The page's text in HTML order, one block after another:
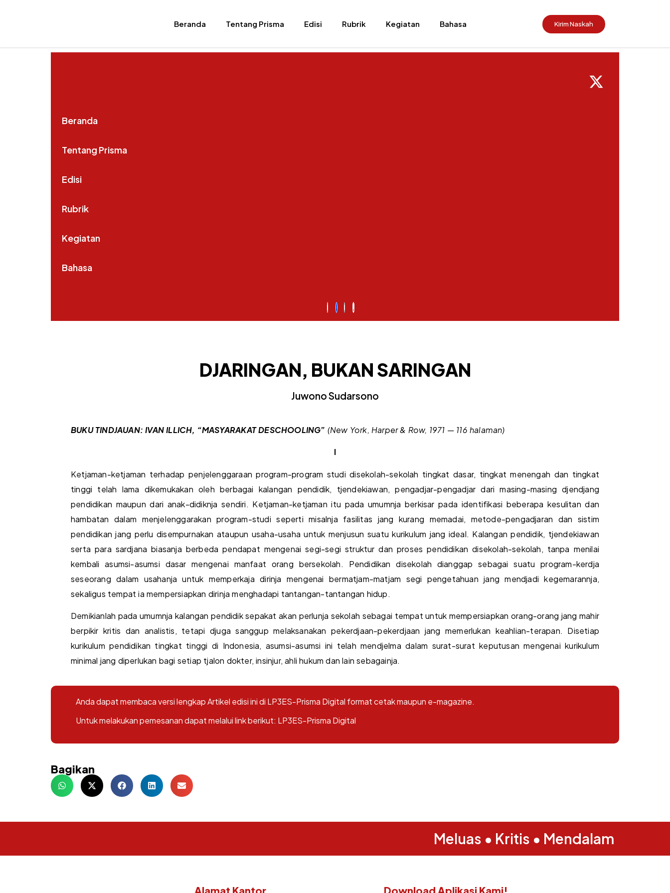
Beranda Tentang Prisma Edisi Rubrik Kegiatan Bahasa Kirim Naskah
Beranda
Tentang Prisma
Edisi
Rubrik
Kegiatan
Bahasa
DJARINGAN, BUKAN SARINGAN
Juwono Sudarsono
BUKU TINDJAUAN: IVAN ILLICH, “MASYARAKAT DESCHOOLING” (New York, Harper & Row, 1971 — 116 halaman)
I
Ketjaman-ketjaman terhadap penjelenggaraan program-program studi disekolah-sekolah tingkat dasar, tingkat menengah dan tingkat
tinggi telah lama dikemukakan oleh berbagai kalangan pendidik, tjendekiawan, pengadjar-pengadjar dari masing-masing djendjang
pendidikan maupun dari anak-didiknja sendiri. Ketjaman-ketjaman itu pada umumnja berkisar pada identifikasi beberapa kesulitan dan
hambatan dalam menjelenggarakan program-studi seperti misalnja fasilitas jang kurang memadai, metode-pengadjaran dan sistim
pendidikan jang perlu disempurnakan ataupun usaha-usaha untuk menjusun suatu kurikulum jang ideal. Kalangan pendidik, tjendekiawan
serta para sardjana biasanja berbeda pendapat mengenai segi-segi struktur dan proses pendidikan disekolah-sekolah, tanpa menilai
kembali asumsi-asumsi dasar mengenai manfaat orang bersekolah. Pendidikan disekolah dianggap sebagai suatu program-kerdja
seseorang dalam usahanja untuk memperkaja dirinja mengenai bermatjam-matjam segi pengetahuan jang mendjadi kegemarannja,
sekaligus tempat ia mempersiapkan dirinja menghadapi tantangan-tantangan hidup.
Demikianlah pada umumnja kalangan pendidik sepakat akan perlunja sekolah sebagai tempat untuk mempersiapkan orang-orang jang mahir
berpikir kritis dan analistis, tetapi djuga sanggup melaksanakan pekerdjaan-pekerdjaan jang memerlukan keahlian-terapan. Disetiap
kurikulum pendidikan tingkat tinggi di Indonesia, asumsi-asumsi ini telah mendjelma dalam surat-surat keputusan mengenai kurikulum
minimal jang diperlukan bagi setiap tjalon dokter, insinjur, ahli hukum dan lain sebagainja.
Anda dapat membaca versi lengkap Artikel edisi ini di LP3ES-Prisma Digital format cetak maupun e-magazine.
Untuk melakukan pemesanan dapat melalui link berikut: LP3ES-Prisma Digital
Bagikan
Meluas • Kritis • Mendalam
Alamat Kantor Download Aplikasi Kami!